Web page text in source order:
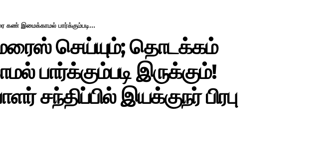
கண் இமைக்காமல் பார்க்கும்படி...
செய்யும்; தொடக்கம்
பார்க்கும்படி இருக்கும்!
சந்திப்பில் இயக்குநர் பிரபு